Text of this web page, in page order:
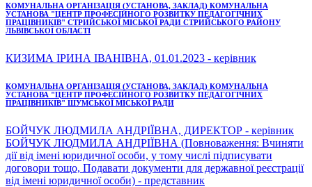
КОМУНАЛЬНА ОРГАНІЗАЦІЯ (УСТАНОВА, ЗАКЛАД) КОМУНАЛЬНА
УСТАНОВА "ЦЕНТР ПРОФЕСІЙНОГО РОЗВИТКУ ПЕДАГОГІЧНИХ
ПРАЦІВНИКІВ" СТРИЙСЬКОЇ МІСЬКОЇ РАДИ СТРИЙСЬКОГО РАЙОНУ
ЛЬВІВСЬКОЇ ОБЛАСТІ
КИЗИМА ІРИНА ІВАНІВНА, 01.01.2023 - керівник
КОМУНАЛЬНА ОРГАНІЗАЦІЯ (УСТАНОВА, ЗАКЛАД) КОМУНАЛЬНА
УСТАНОВА "ЦЕНТР ПРОФЕСІЙНОГО РОЗВИТКУ ПЕДАГОГІЧНИХ
ПРАЦІВНИКІВ" ШУМСЬКОЇ МІСЬКОЇ РАДИ
БОЙЧУК ЛЮДМИЛА АНДРІЇВНА, ДИРЕКТОР - керівник
БОЙЧУК ЛЮДМИЛА АНДРІЇВНА (Повноваження: Вчиняти
дії від імені юридичної особи, у тому числі підписувати
договори тощо, Подавати документи для державної реєстрації
від імені юридичної особи) - представник